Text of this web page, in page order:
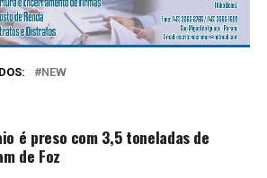
NEW
é preso com 3,5 toneladas de
de Foz